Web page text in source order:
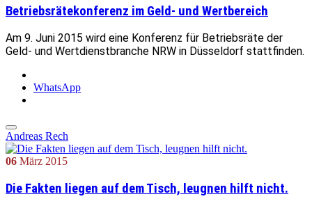
Betriebsrätekonferenz im Geld- und Wertbereich
Am 9. Juni 2015 wird eine Konferenz für Betriebsräte der
Geld- und Wertdienstbranche NRW in Düsseldorf stattfinden.
WhatsApp
Andreas Rech
06 März 2015
Die Fakten liegen auf dem Tisch, leugnen hilft nicht.